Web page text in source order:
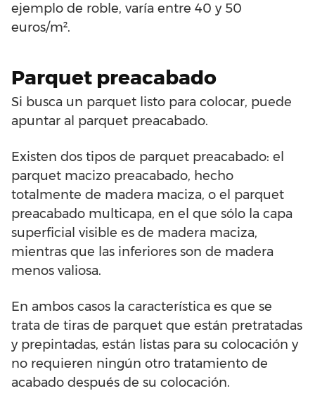
ejemplo de roble, varía entre 40 y 50
euros/m².
Parquet preacabado
Si busca un parquet listo para colocar, puede
apuntar al parquet preacabado.
Existen dos tipos de parquet preacabado: el
parquet macizo preacabado, hecho
totalmente de madera maciza, o el parquet
preacabado multicapa, en el que sólo la capa
superficial visible es de madera maciza,
mientras que las inferiores son de madera
menos valiosa.
En ambos casos la característica es que se
trata de tiras de parquet que están pretratadas
y prepintadas, están listas para su colocación y
no requieren ningún otro tratamiento de
acabado después de su colocación.